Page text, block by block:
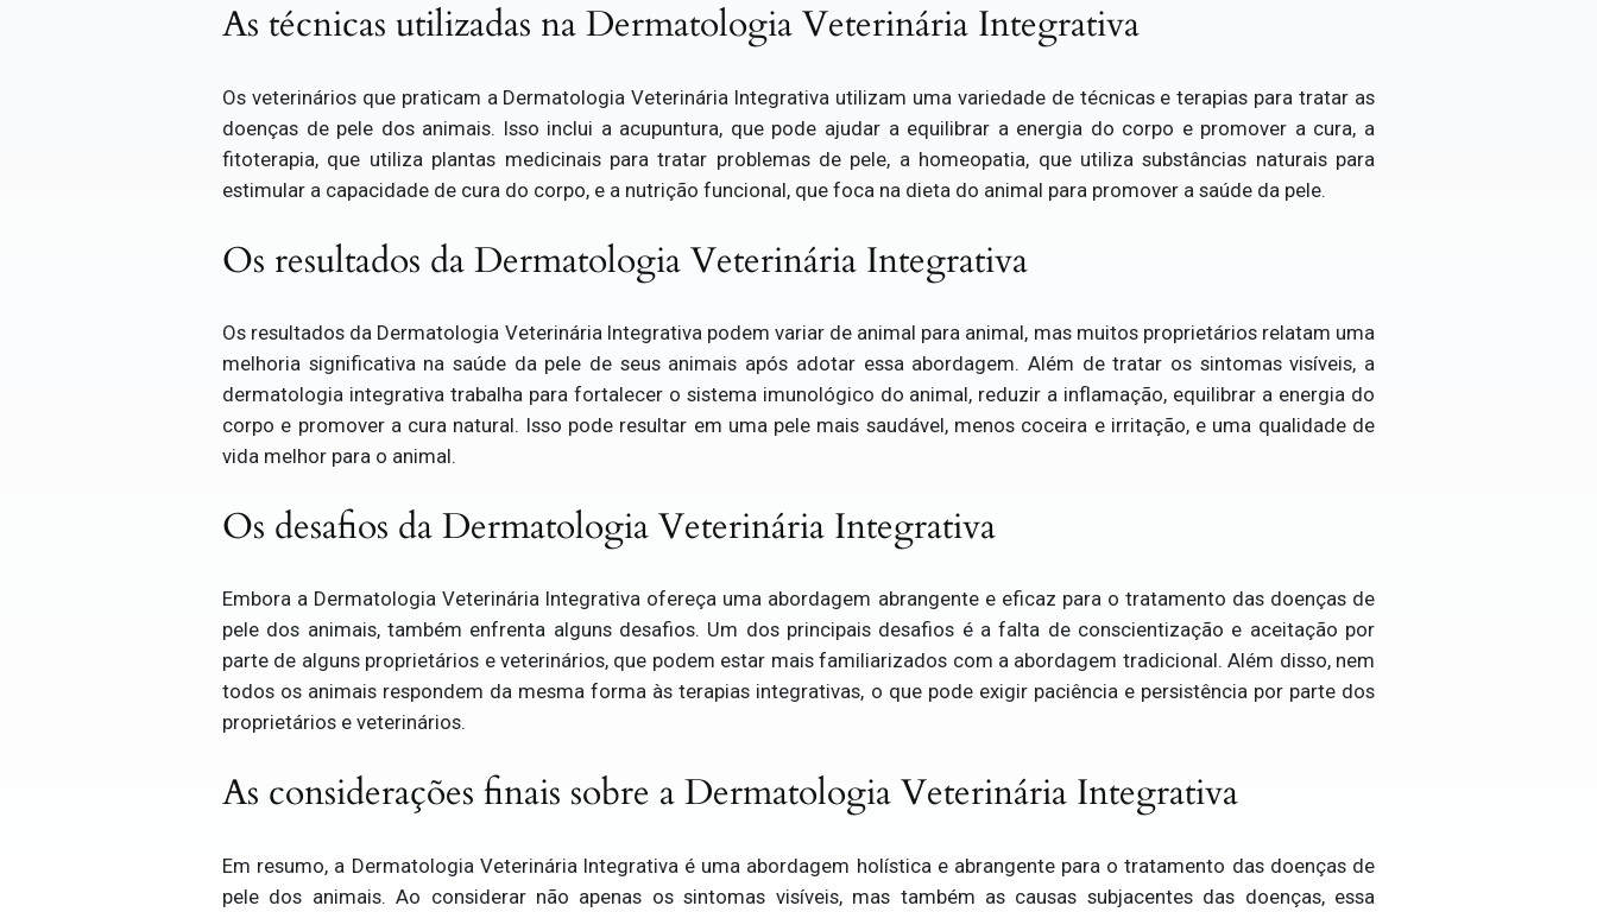
As técnicas utilizadas na Dermatologia Veterinária Integrativa
Os veterinários que praticam a Dermatologia Veterinária Integrativa utilizam uma variedade de técnicas e terapias para tratar as
doenças de pele dos animais. Isso inclui a acupuntura, que pode ajudar a equilibrar a energia do corpo e promover a cura, a
fitoterapia, que utiliza plantas medicinais para tratar problemas de pele, a homeopatia, que utiliza substâncias naturais para
estimular a capacidade de cura do corpo, e a nutrição funcional, que foca na dieta do animal para promover a saúde da pele.
Os resultados da Dermatologia Veterinária Integrativa
Os resultados da Dermatologia Veterinária Integrativa podem variar de animal para animal, mas muitos proprietários relatam uma
melhoria significativa na saúde da pele de seus animais após adotar essa abordagem. Além de tratar os sintomas visíveis, a
dermatologia integrativa trabalha para fortalecer o sistema imunológico do animal, reduzir a inflamação, equilibrar a energia do
corpo e promover a cura natural. Isso pode resultar em uma pele mais saudável, menos coceira e irritação, e uma qualidade de
vida melhor para o animal.
Os desafios da Dermatologia Veterinária Integrativa
Embora a Dermatologia Veterinária Integrativa ofereça uma abordagem abrangente e eficaz para o tratamento das doenças de
pele dos animais, também enfrenta alguns desafios. Um dos principais desafios é a falta de conscientização e aceitação por
parte de alguns proprietários e veterinários, que podem estar mais familiarizados com a abordagem tradicional. Além disso, nem
todos os animais respondem da mesma forma às terapias integrativas, o que pode exigir paciência e persistência por parte dos
proprietários e veterinários.
As considerações finais sobre a Dermatologia Veterinária Integrativa
Em resumo, a Dermatologia Veterinária Integrativa é uma abordagem holística e abrangente para o tratamento das doenças de
pele dos animais. Ao considerar não apenas os sintomas visíveis, mas também as causas subjacentes das doenças, essa